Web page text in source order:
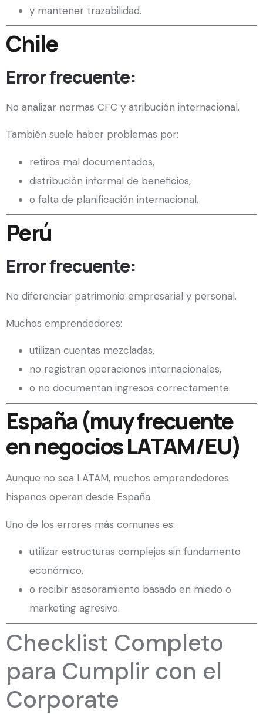
y mantener trazabilidad.
Chile
Error frecuente:
No analizar normas CFC y atribución internacional.
También suele haber problemas por:
retiros mal documentados,
distribución informal de beneficios,
o falta de planificación internacional.
Perú
Error frecuente:
No diferenciar patrimonio empresarial y personal.
Muchos emprendedores:
utilizan cuentas mezcladas,
no registran operaciones internacionales,
o no documentan ingresos correctamente.
España (muy frecuente
en negocios LATAM/EU)
Aunque no sea LATAM, muchos emprendedores
hispanos operan desde España.
Uno de los errores más comunes es:
utilizar estructuras complejas sin fundamento
económico,
o recibir asesoramiento basado en miedo o
marketing agresivo.
Checklist Completo
para Cumplir con el
Corporate